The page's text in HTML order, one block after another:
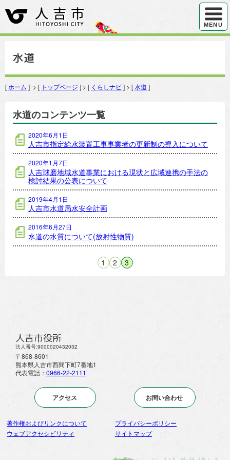
ハンバ
MENU
水道
[ ホーム ] > [ トップページ ] > [ くらしナビ] > [水道 ]
水道のコンテンツ一覧
2020年6月1日
人吉市指定給水装置工事事業者の更新制の導入について
2020年1月7日
人吉球磨地域水道事業における現状と広域連携の手法の
検討結果の公表について
2019年4月1日
人吉市水道局水安全計画
2016年6月27日
水道の水質について(放射性物質)
1 2 3
人吉市役所
法人番号:9000020432032
〒868-8601
熊本県人吉市西間下町7番地1
代表電話： 0966-22-2111
アクセス お問い合わせ
著作権およびリンクについて
プライバシーポリシー
ウェブアクセシビリティ
サイトマップ